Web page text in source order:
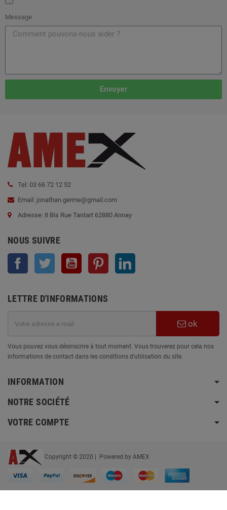
Message
Envoyer
Tel: 03 66 72 12 52
Email: jonathan.germe@gmail.com
Adresse: 8 Bis Rue Tantart 62880 Annay
NOUS SUIVRE
Facebook Twitter YouTube Pinterest
LETTRE D'INFORMATIONS
ok
Vous pouvez vous désinscrire à tout moment. Vous trouverez pour cela nos
informations de contact dans les conditions d'utilisation du site.
INFORMATION
NOTRE SOCIÉTÉ
VOTRE COMPTE
Copyright © 2020 | Powered by AMEX